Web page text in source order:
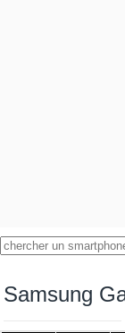
Samsung